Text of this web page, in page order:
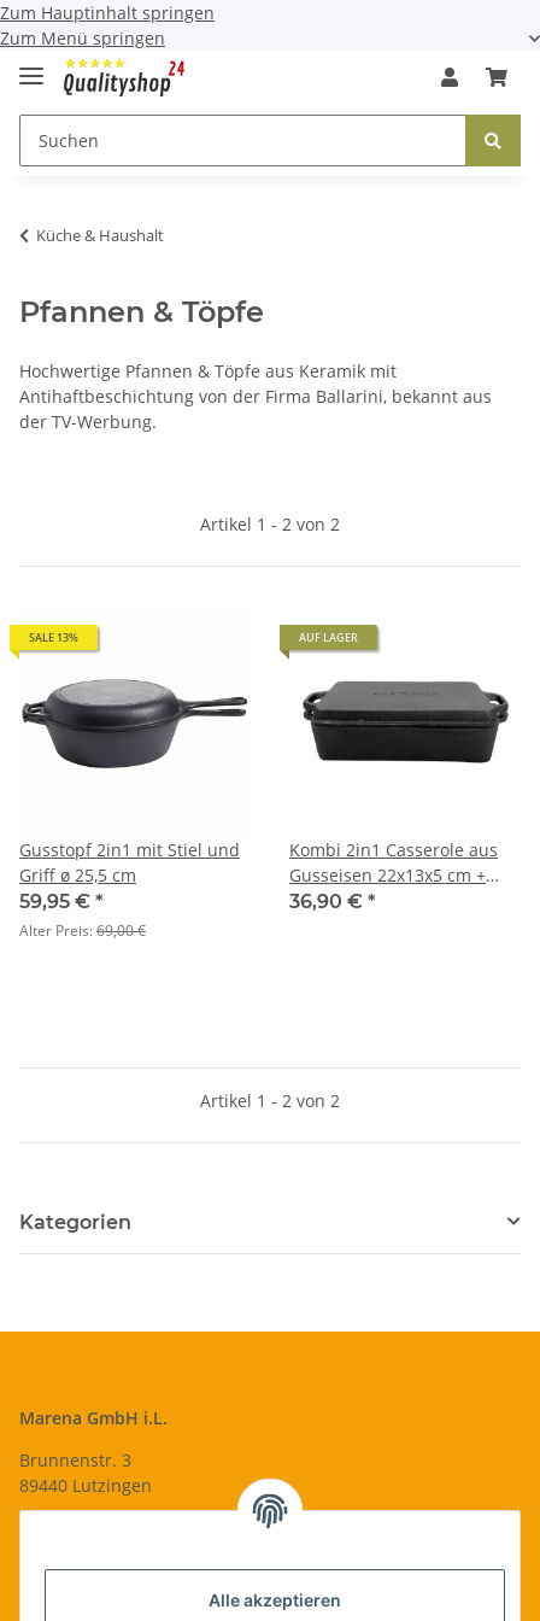
Zum Hauptinhalt springen
Zum Menü springen
Alle akzeptieren
Küche & Haushalt
Pfannen & Töpfe
Hochwertige Pfannen & Töpfe aus Keramik mit
Antihaftbeschichtung von der Firma Ballarini, bekannt aus
der TV-Werbung.
Artikel 1 - 2 von 2
SALE 13%
Gusstopf 2in1 mit Stiel und
Griff ø 25,5 cm
59,95 € *
Alter Preis:69,00 €
AUF LAGER
Kombi 2in1 Casserole aus
Gusseisen 22x13x5 cm +
Deckel 22x13x1,5 cm
36,90 € *
Artikel 1 - 2 von 2
Kategorien
Marena GmbH i.L.
Brunnenstr. 3
89440 Lutzingen